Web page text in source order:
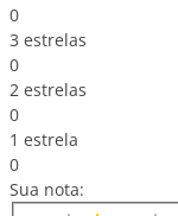
0
3 estrelas
0
2 estrelas
0
1 estrela
0
Sua nota: